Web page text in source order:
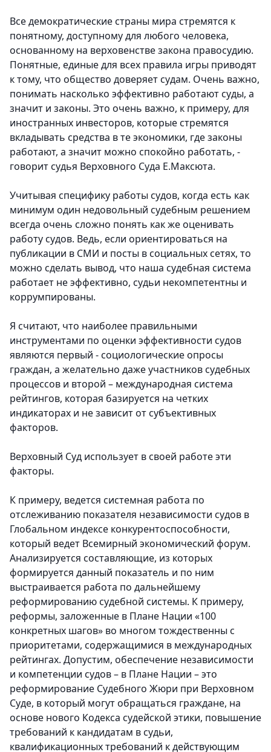
Все демократические страны мира стремятся к
понятному, доступному для любого человека,
основанному на верховенстве закона правосудию.
Понятные, единые для всех правила игры приводят
к тому, что общество доверяет судам. Очень важно,
понимать насколько эффективно работают суды, а
значит и законы. Это очень важно, к примеру, для
иностранных инвесторов, которые стремятся
вкладывать средства в те экономики, где законы
работают, а значит можно спокойно работать, -
говорит судья Верховного Суда Е.Максюта.
Учитывая специфику работы судов, когда есть как
минимум один недовольный судебным решением
всегда очень сложно понять как же оценивать
работу судов. Ведь, если ориентироваться на
публикации в СМИ и посты в социальных сетях, то
можно сделать вывод, что наша судебная система
работает не эффективно, судьи некомпетентны и
коррумпированы.
Я считают, что наиболее правильными
инструментами по оценки эффективности судов
являются первый - социологические опросы
граждан, а желательно даже участников судебных
процессов и второй – международная система
рейтингов, которая базируется на четких
индикаторах и не зависит от субъективных
факторов.
Верховный Суд использует в своей работе эти
факторы.
К примеру, ведется системная работа по
отслеживанию показателя независимости судов в
Глобальном индексе конкурентоспособности,
который ведет Всемирный экономический форум.
Анализируется составляющие, из которых
формируется данный показатель и по ним
выстраивается работа по дальнейшему
реформированию судебной системы. К примеру,
реформы, заложенные в Плане Нации «100
конкретных шагов» во многом тождественны с
приоритетами, содержащимися в международных
рейтингах. Допустим, обеспечение независимости
и компетенции судов – в Плане Нации – это
реформирование Судебного Жюри при Верховном
Суде, в который могут обращаться граждане, на
основе нового Кодекса судейской этики, повышение
требований к кандидатам в судьи,
квалификационных требований к действующим